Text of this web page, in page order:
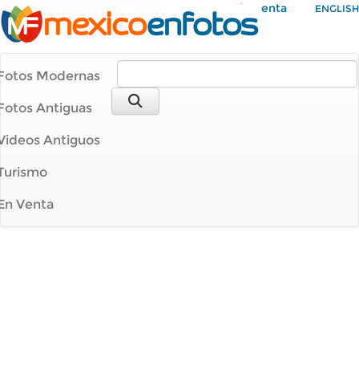
Mi Cuenta ENGLISH
Modernas
Antiguas
Antiguos
Venta